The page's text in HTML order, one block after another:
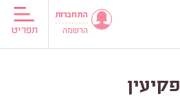
תפריט
התחברות
הרשמה
פקיעין